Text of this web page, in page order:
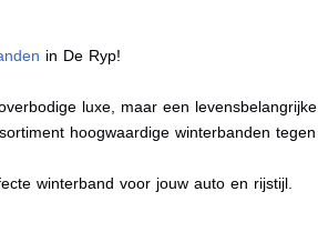
in De Ryp!
luxe, maar een levensbelangrijke
hoogwaardige winterbanden
winterband voor jouw auto en rijstijl.